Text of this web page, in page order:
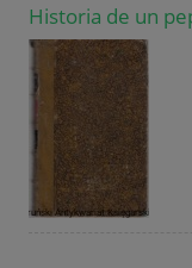
Historia de un